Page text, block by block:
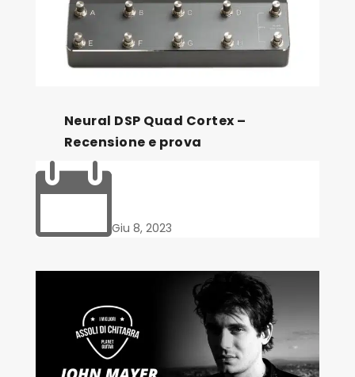
Neural DSP Quad Cortex –
Recensione e prova
Giu 8, 2023